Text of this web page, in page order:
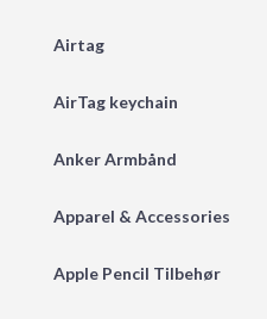
Airtag
AirTag keychain
Anker Armbånd
Apparel & Accessories
Apple Pencil Tilbehør